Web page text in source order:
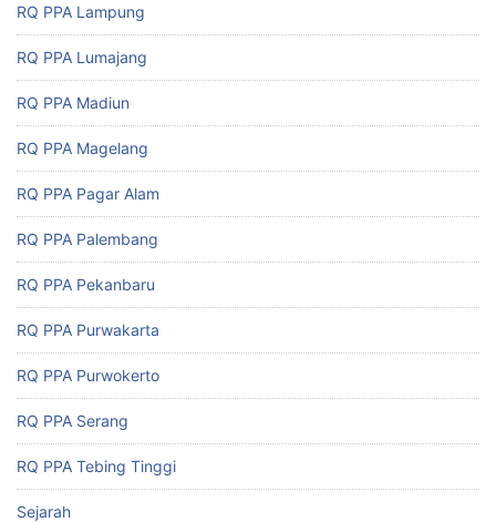
RQ PPA Lampung
RQ PPA Lumajang
RQ PPA Madiun
RQ PPA Magelang
RQ PPA Pagar Alam
RQ PPA Palembang
RQ PPA Pekanbaru
RQ PPA Purwakarta
RQ PPA Purwokerto
RQ PPA Serang
RQ PPA Tebing Tinggi
Sejarah